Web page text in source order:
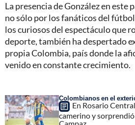
La presencia de González en este
no sólo por los fanáticos del
los curiosos del espectáculo que
deporte, también ha despertado
propia Colombia, país donde la
venido en constante crecimiento.
Colombianos en el
En Rosario
camerino y